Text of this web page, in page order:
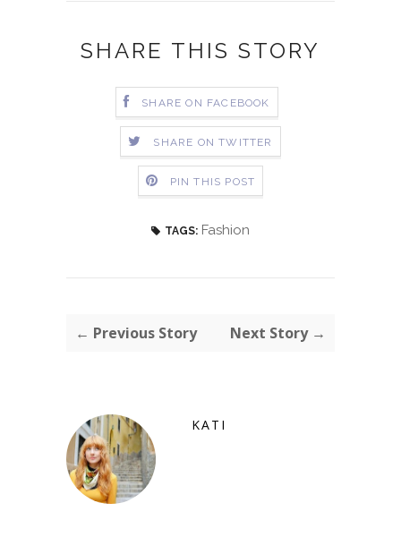
SHARE THIS STORY
SHARE ON FACEBOOK
SHARE ON TWITTER
PIN THIS POST
TAGS: Fashion
← Previous Story Next Story →
KATI